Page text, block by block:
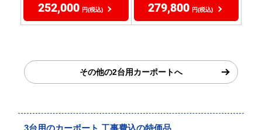
252,000 円(税込) 279,800 円(税込)
その他の2台用カーポートへ
3台用のカーポート 工事費込の特価品